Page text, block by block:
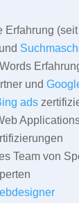
Erfahrung
und
ads
Team von